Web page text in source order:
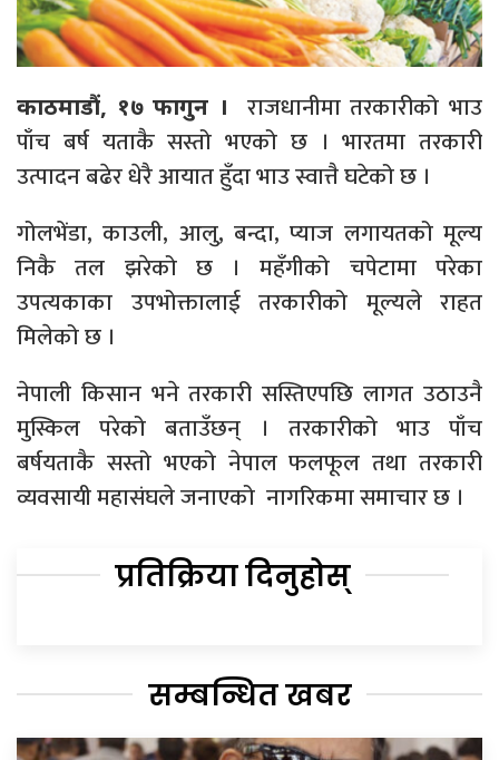
काठमाडौं, १७ फागुन ।
राजधानीमा तरकारीको भाउ
पाँच बर्ष यताकै सस्तो भएको छ । भारतमा तरकारी
उत्पादन बढेर धेरै आयात हुँदा भाउ स्वात्तै घटेको छ ।
गोलभेंडा, काउली, आलु, बन्दा, प्याज लगायतको मूल्य
निकै तल झरेको छ । महँगीको चपेटामा परेका
उपत्यकाका उपभोक्तालाई तरकारीको मूल्यले राहत
मिलेको छ ।
नेपाली किसान भने तरकारी सस्तिएपछि लागत उठाउनै
मुस्किल परेको बताउँछन् । तरकारीको भाउ पाँच
बर्षयताकै सस्तो भएको नेपाल फलफूल तथा तरकारी
व्यवसायी महासंघले जनाएको नागरिकमा समाचार छ ।
प्रतिक्रिया दिनुहोस्
सम्बन्धित खबर